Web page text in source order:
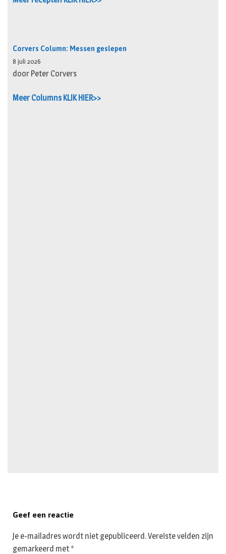
Corvers Column: Messen geslepen
8 juli 2026
door Peter Corvers
Meer Columns KLIK HIER>>
Geef een reactie
Je e-mailadres wordt niet gepubliceerd.Vereiste velden zijn
gemarkeerd met *